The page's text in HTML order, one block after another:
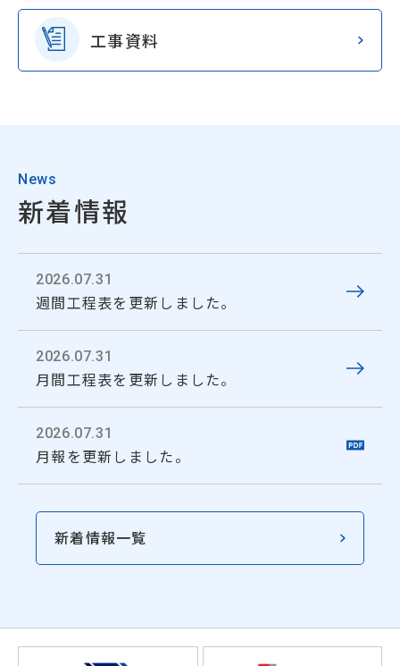
工事資料
News
新着情報
2026.07.31
週間工程表を更新しました。
2026.07.31
月間工程表を更新しました。
2026.07.31
月報を更新しました。
新着情報一覧